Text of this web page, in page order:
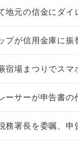
地元の信金にダイ
プが信用金庫に
宿場まつりでスマ
ーサーが申告書の
務署長を委嘱、申